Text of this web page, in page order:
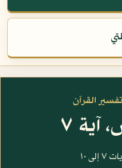
القرآن
٧
١٠